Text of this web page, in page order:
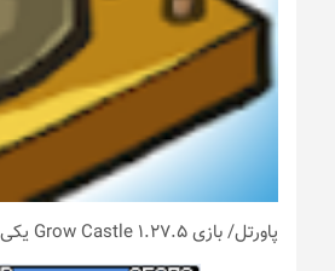
پاورتل/ بازی Grow Castle 1.27.5 یکی از عناوین استراتژیک بسیار پرطرفدار برای دستگاه‌های اندرویدی است.